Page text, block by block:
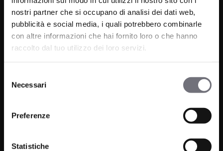
nostri partner che si occupano di analisi dei dati web,
pubblicità e social media, i quali potrebbero combinarle
con altre informazioni che hai fornito loro o che hanno
raccolto dal tuo utilizzo dei loro servizi.
delNecessari
Preferenze
Statistiche
P.IVA 00265030031
Phone:0322 93516